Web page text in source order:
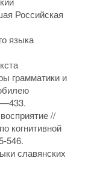
Российская
языка
грамматики и
//
когнитивной
546.
славянских